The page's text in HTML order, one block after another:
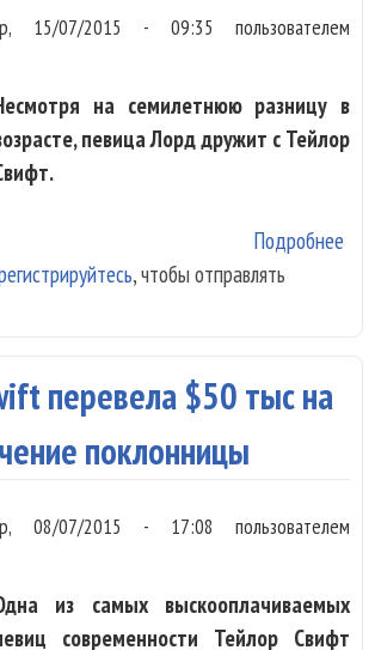
15/07/2015 - 09:35 пользователем
на семилетнюю разницу в
певица Лорд дружит с Тейлор
Подробнее
, чтобы отправлять
перевела $50 тыс на
поклонницы
08/07/2015 - 17:08 пользователем
из самых выскооплачиваемых
современности Тейлор Свифт